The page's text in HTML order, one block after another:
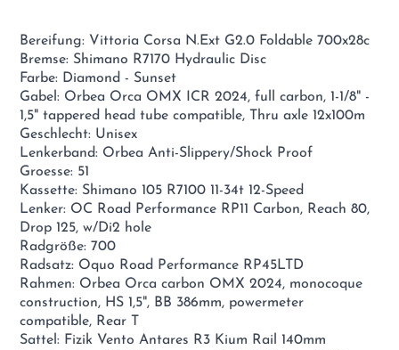
Bereifung: Vittoria Corsa N.Ext G2.0 Foldable 700x28c
Bremse: Shimano R7170 Hydraulic Disc
Farbe: Diamond - Sunset
Gabel: Orbea Orca OMX ICR 2024, full carbon, 1-1/8" -
1,5" tappered head tube compatible, Thru axle 12x100m
Geschlecht: Unisex
Lenkerband: Orbea Anti-Slippery/Shock Proof
Groesse: 51
Kassette: Shimano 105 R7100 11-34t 12-Speed
Lenker: OC Road Performance RP11 Carbon, Reach 80,
Drop 125, w/Di2 hole
Radgröße: 700
Radsatz: Oquo Road Performance RP45LTD
Rahmen: Orbea Orca carbon OMX 2024, monocoque
construction, HS 1,5", BB 386mm, powermeter
compatible, Rear T
Sattel: Fizik Vento Antares R3 Kium Rail 140mm